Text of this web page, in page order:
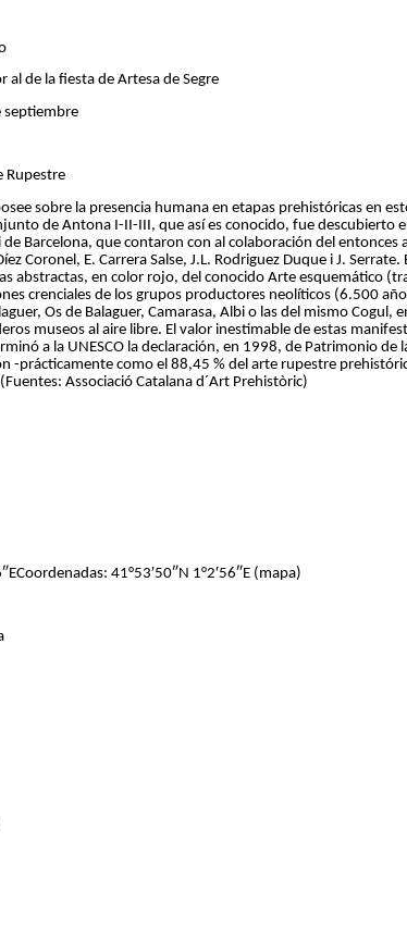
de la fiesta de Artesa de Segre
septiembre
Rupestre
sobre la presencia humana en etapas prehistóricas en
de Antona I-II-III, que así es conocido, fue descubierto
Barcelona, que contaron con al colaboración del entonces
Coronel, E. Carrera Salse, J.L. Rodriguez Duque i J.
abstractas, en color rojo, del conocido Arte esquemático
crenciales de los grupos productores neolíticos (6.500
Os de Balaguer, Camarasa, Albi o las del mismo
museos al aire libre. El valor inestimable de estas
a la UNESCO la declaración, en 1998, de Patrimonio de
-prácticamente como el 88,45 % del arte rupestre
Associació Catalana d´Art Prehistòric)
41°53′50″N 1°2′56″E (mapa)